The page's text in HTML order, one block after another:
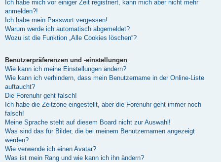
Ich habe mich vor einiger Zeit registriert, kann mich aber nicht mehr
anmelden?!
Ich habe mein Passwort vergessen!
Warum werde ich automatisch abgemeldet?
Wozu ist die Funktion „Alle Cookies löschen“?
Benutzerpräferenzen und -einstellungen
Wie kann ich meine Einstellungen ändern?
Wie kann ich verhindern, dass mein Benutzername in der Online-Liste
auftaucht?
Die Forenuhr geht falsch!
Ich habe die Zeitzone eingestellt, aber die Forenuhr geht immer noch
falsch!
Meine Sprache steht auf diesem Board nicht zur Auswahl!
Was sind das für Bilder, die bei meinem Benutzernamen angezeigt
werden?
Wie verwende ich einen Avatar?
Was ist mein Rang und wie kann ich ihn ändern?